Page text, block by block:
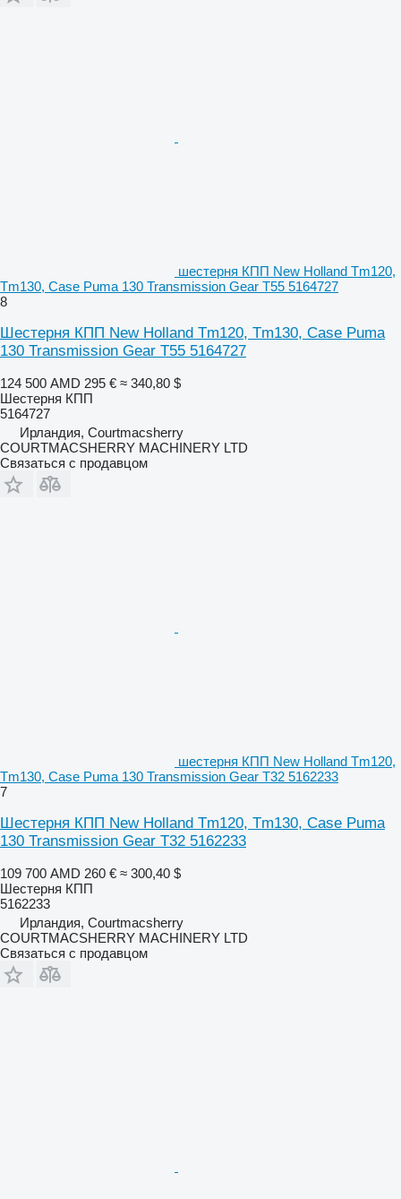
шестерня КПП New Holland Tm120,
Tm130, Case Puma 130 Transmission Gear T55 5164727
8
Шестерня КПП New Holland Tm120, Tm130, Case Puma
130 Transmission Gear T55 5164727
124 500 AMD 295 € ≈ 340,80 $
Шестерня КПП
5164727
Ирландия, Courtmacsherry
COURTMACSHERRY MACHINERY LTD
Связаться с продавцом
шестерня КПП New Holland Tm120,
Tm130, Case Puma 130 Transmission Gear T32 5162233
7
Шестерня КПП New Holland Tm120, Tm130, Case Puma
130 Transmission Gear T32 5162233
109 700 AMD 260 € ≈ 300,40 $
Шестерня КПП
5162233
Ирландия, Courtmacsherry
COURTMACSHERRY MACHINERY LTD
Связаться с продавцом